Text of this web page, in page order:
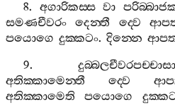
8. අගාරිකස‍්ස වා
සමණචීවරං
දෙන‍්තී ද‍්වෙ
පයොගෙ දුක‍්කටං. දින‍්නෙ
9.
අතික‍්කාමෙන‍්තී
ද‍්වෙ
අතික‍්කාමෙති
පයොගෙ